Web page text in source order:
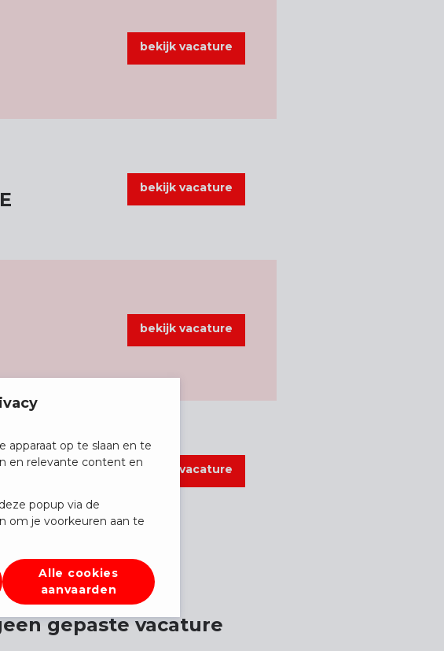
bekijk vacature
bekijk vacature
bekijk vacature
bekijk vacature
7 8
gepaste vacature
apparaat op te slaan en te
en relevante content en
popup via de
om je voorkeuren aan te
Alle cookies
aanvaarden